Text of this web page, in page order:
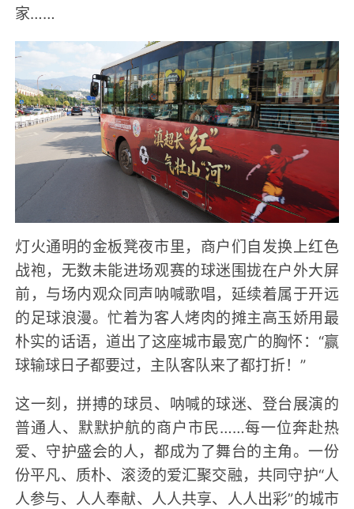
家……
灯火通明的金板凳夜市里，商户们自发换上红色
战袍，无数未能进场观赛的球迷围拢在户外大屏
前，与场内观众同声呐喊歌唱，延续着属于开远
的足球浪漫。忙着为客人烤肉的摊主高玉娇用最
朴实的话语，道出了这座城市最宽广的胸怀：“赢
球输球日子都要过，主队客队来了都打折！”
这一刻，拼搏的球员、呐喊的球迷、登台展演的
普通人、默默护航的商户市民……每一位奔赴热
爱、守护盛会的人，都成为了舞台的主角。一份
份平凡、质朴、滚烫的爱汇聚交融，共同守护“人
人参与、人人奉献、人人共享、人人出彩”的城市